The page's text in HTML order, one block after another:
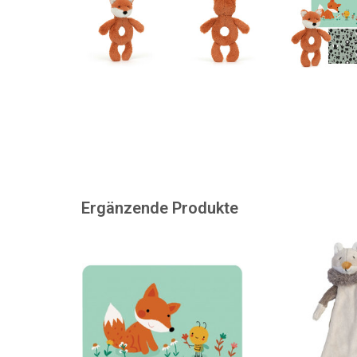
Ergänzende Produkte
Nachricht darauf angebracht
werden. Das Ticket kann auch
separat gekauft werden.
ZUM WARENKORB HINZUFÜGEN
Ein weicher
von
ZUM